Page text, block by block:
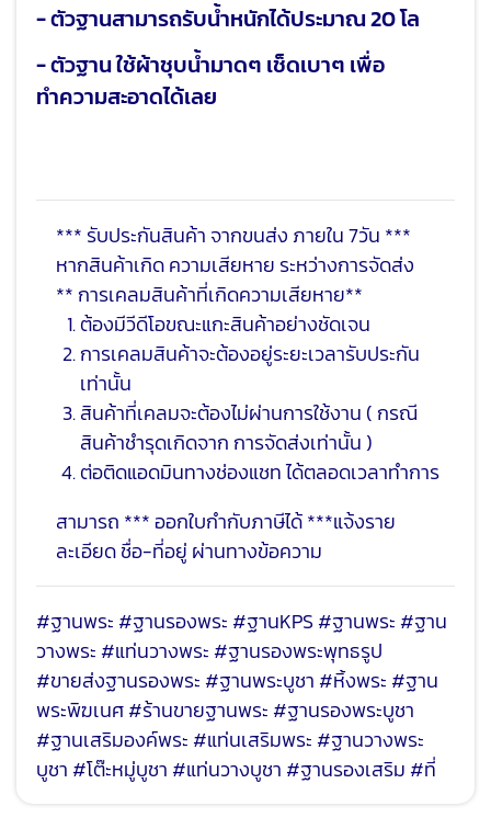
- ตัวฐานสามารถรับน้ำหนักได้ประมาณ 20 โล
- ตัวฐาน ใช้ผ้าชุบน้ำมาดๆ เช็ดเบาๆ เพื่อ
ทำความสะอาดได้เลย
*** รับประกันสินค้า จากขนส่ง ภายใน 7วัน ***
หากสินค้าเกิด ความเสียหาย ระหว่างการจัดส่ง
** การเคลมสินค้าที่เกิดความเสียหาย**
ต้องมีวีดีโอขณะแกะสินค้าอย่างชัดเจน
การเคลมสินค้าจะต้องอยู่ระยะเวลารับประกัน
เท่านั้น
สินค้าที่เคลมจะต้องไม่ผ่านการใช้งาน ( กรณี
สินค้าชำรุดเกิดจาก การจัดส่งเท่านั้น )
ต่อติดแอดมินทางช่องแชท ได้ตลอดเวลาทำการ
สามารถ *** ออกใบกำกับภาษีได้ ***แจ้งราย
ละเอียด ชื่อ-ที่อยู่ ผ่านทางข้อความ
#ฐานพระ #ฐานรองพระ #ฐานKPS #ฐานพระ #ฐาน
วางพระ #แท่นวางพระ #ฐานรองพระพุทธรูป
#ขายส่งฐานรองพระ #ฐานพระบูชา #หิ้งพระ #ฐาน
พระพิฆเนศ #ร้านขายฐานพระ #ฐานรองพระบูชา
#ฐานเสริมองค์พระ #แท่นเสริมพระ #ฐานวางพระ
บูชา #โต๊ะหมู่บูชา #แท่นวางบูชา #ฐานรองเสริม #ที่